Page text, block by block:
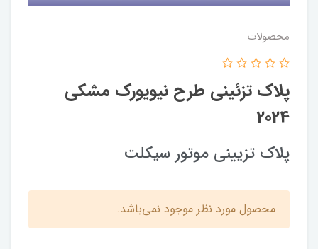
محصولات
پلاک تزئینی طرح نیویورک مشکی
2024
پلاک تزیینی موتور سیکلت
محصول مورد نظر موجود نمی‌باشد.